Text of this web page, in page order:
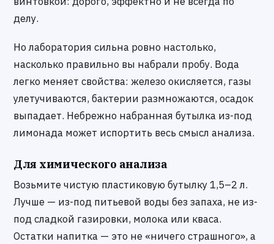
делу.
Но лаборатория сильна ровно настолько,
насколько правильно вы набрали пробу. Вода
легко меняет свойства: железо окисляется, газы
улетучиваются, бактерии размножаются, осадок
выпадает. Небрежно набранная бутылка из-под
лимонада может испортить весь смысл анализа.
Для химического анализа
Возьмите чистую пластиковую бутылку 1,5–2 л.
Лучше — из-под питьевой воды без запаха, не из-
под сладкой газировки, молока или кваса.
Остатки напитка — это не «ничего страшного», а